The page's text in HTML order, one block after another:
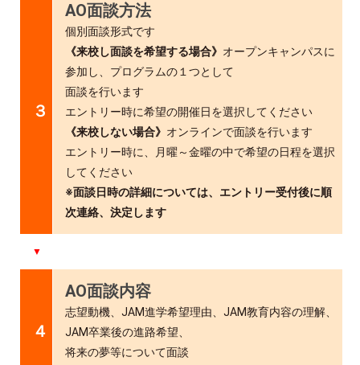
３
AO面談方法
個別面談形式です
《来校し面談を希望する場合》 オープンキャンパスに
参加し、プログラムの１つとして
面談を行います
エントリー時に希望の開催日を選択してください
《来校しない場合》 オンラインで面談を行います
エントリー時に、月曜～金曜の中で希望の日程を選択
してください
※面談日時の詳細については、エントリー受付後に順
次連絡、決定します
▼
４
AO面談内容
志望動機、JAM進学希望理由、JAM教育内容の理解、
JAM卒業後の進路希望、
将来の夢等について面談